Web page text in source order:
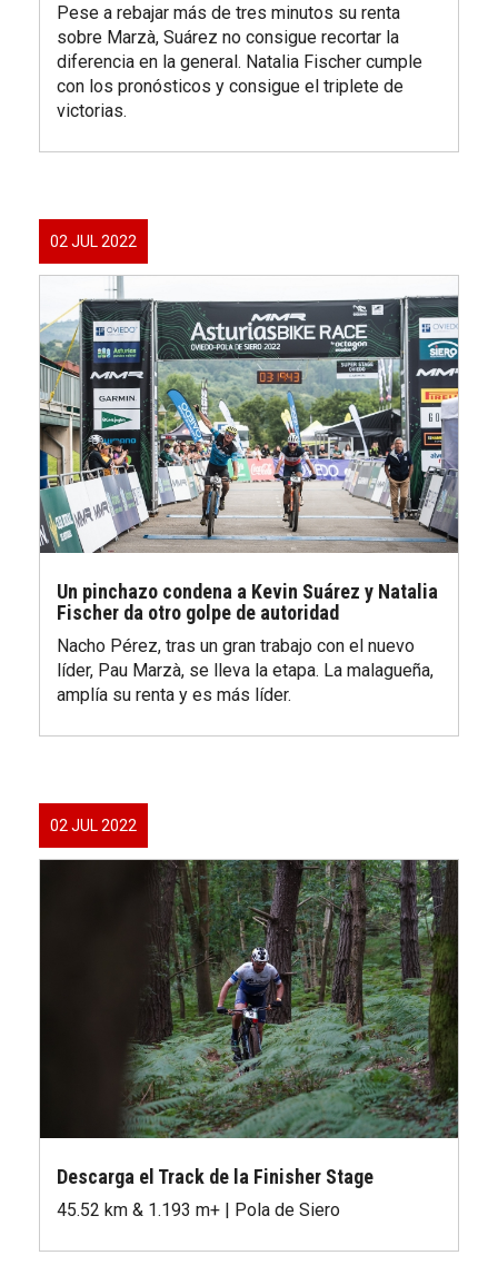
Pese a rebajar más de tres minutos su renta
sobre Marzà, Suárez no consigue recortar la
diferencia en la general. Natalia Fischer cumple
con los pronósticos y consigue el triplete de
victorias.
02 JUL 2022
Un pinchazo condena a Kevin Suárez y Natalia
Fischer da otro golpe de autoridad
Nacho Pérez, tras un gran trabajo con el nuevo
líder, Pau Marzà, se lleva la etapa. La malagueña,
amplía su renta y es más líder.
02 JUL 2022
Descarga el Track de la Finisher Stage
45.52 km & 1.193 m+ | Pola de Siero